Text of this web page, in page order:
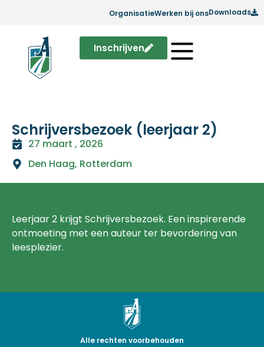
OrganisatieWerken bij onsDownloads
Inschrijven
Schrijversbezoek (leerjaar 2)
27 maart , 2026
Den Haag, Rotterdam
Leerjaar 2 krijgt Schrijversbezoek. Een inspirerende
ontmoeting met een auteur ter bevordering van
leesplezier.
Alle rechten voorbehouden